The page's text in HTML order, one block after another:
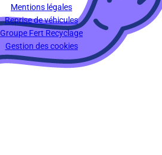
Mentions légales
Reprise de véhicules
Groupe Fert Recyclage
Gestion des cookies